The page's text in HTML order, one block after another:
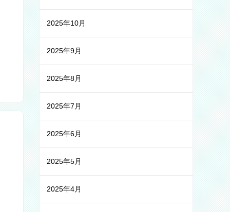
2025年10月
2025年9月
2025年8月
2025年7月
2025年6月
2025年5月
2025年4月